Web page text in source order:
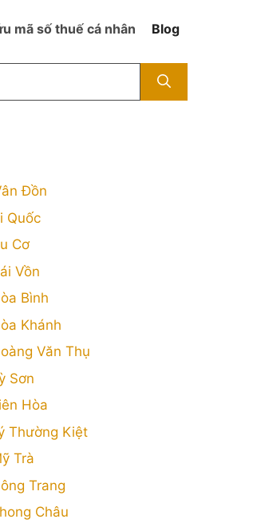
mã số thuế cá nhân Blog
Đồn
Quốc
Cơ
Vồn
Bình
Khánh
Văn Thụ
Sơn
Hòa
Thường Kiệt
Trà
Trang
Châu